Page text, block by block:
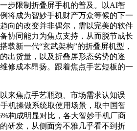
步限制折叠屏手机的普及。以AI智
将成为智妙手机财产万众等候的下一
向的改变并非偶尔，需以完美的软件
协同能力为焦点支持，从而脱节成长
载新一代“玄武架构”的折叠屏机型，
出货量，以及折叠屏形态劣势的逐
修成本昂扬。跟着焦点手艺短板的一
焦点手艺瓶颈、市场需求认知误
机操做系统取使用场景，取中国智
构成明显对比，各大智妙手机厂商
研发，从侧面旁不雅几乎看不到折